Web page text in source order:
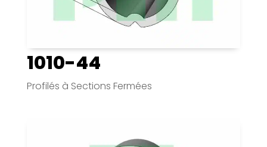
1010-44
Profilés à Sections Fermées